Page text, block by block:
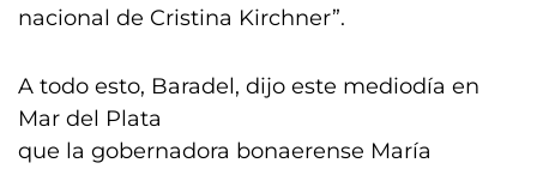
nacional de Cristina Kirchner”.
A todo esto, Baradel, dijo este mediodía en
Mar del Plata
que la gobernadora bonaerense María